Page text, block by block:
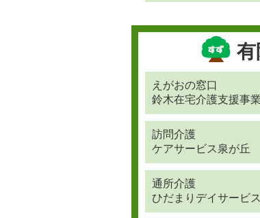
えがおの窓口
鈴木在宅介護支援事
訪問介護
ケアサービス泉が丘
通所介護
ひだまりデイサービ